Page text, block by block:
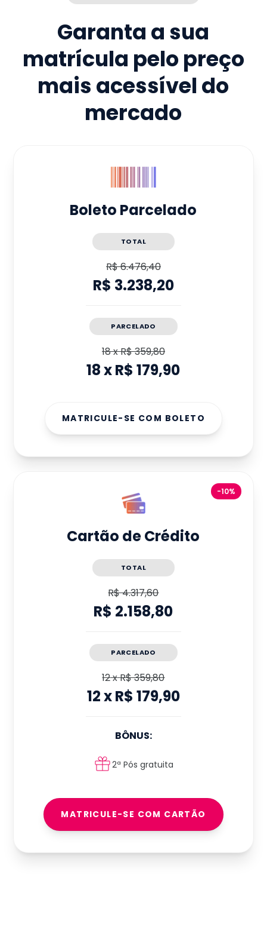
Garanta a sua
matrícula pelo preço
mais acessível do
mercado
Boleto Parcelado
TOTAL
R$ 6.476,40
R$ 3.238,20
PARCELADO
18xR$ 359,80
18xR$ 179,90
MATRICULE-SE COM BOLETO
-10%
Cartão de Crédito
TOTAL
R$ 4.317,60
R$ 2.158,80
PARCELADO
12xR$ 359,80
12xR$ 179,90
BÔNUS:
2ª Pós gratuita
MATRICULE-SE COM CARTÃO